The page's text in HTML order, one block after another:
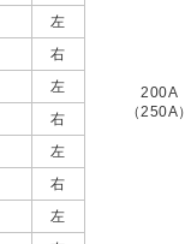
200A
（250A）
左
右
左
右
左
右
左